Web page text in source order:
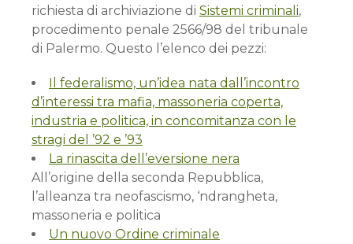
richiesta di archiviazione di Sistemi criminali,
procedimento penale 2566/98 del tribunale
di Palermo. Questo l’elenco dei pezzi:
Il federalismo, un’idea nata dall’incontro
d’interessi tra mafia, massoneria coperta,
industria e politica, in concomitanza con le
stragi del ’92 e ’93
La rinascita dell’eversione nera
All’origine della seconda Repubblica,
l’alleanza tra neofascismo, ‘ndrangheta,
massoneria e politica
Un nuovo Ordine criminale